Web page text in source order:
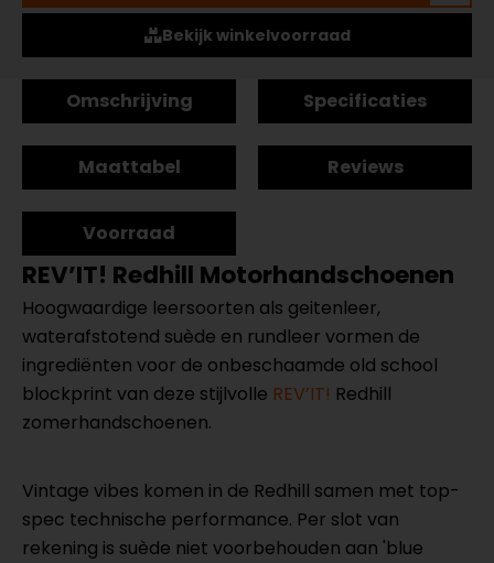
Bekijk winkelvoorraad
Omschrijving Specificaties
Maattabel Reviews
Voorraad
REV’IT! Redhill Motorhandschoenen
Hoogwaardige leersoorten als geitenleer,
waterafstotend suède en rundleer vormen de
ingrediënten voor de onbeschaamde old school
blockprint van deze stijlvolle REV’IT! Redhill
zomerhandschoenen.
Vintage vibes komen in de Redhill samen met top-
spec technische performance. Per slot van
rekening is suède niet voorbehouden aan 'blue